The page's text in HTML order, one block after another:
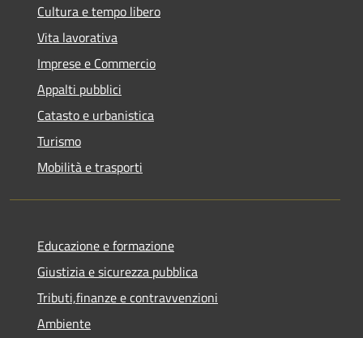
Cultura e tempo libero
Vita lavorativa
Imprese e Commercio
Appalti pubblici
Catasto e urbanistica
Turismo
Mobilità e trasporti
Educazione e formazione
Giustizia e sicurezza pubblica
Tributi,finanze e contravvenzioni
Ambiente